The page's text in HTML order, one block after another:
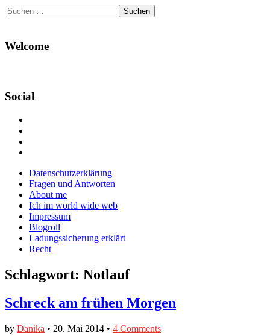
Suchen
nach:
Welcome
Social
Facebook
anzeigen
Twitter
anzeigen
auf
Instagram
anzeigen
Main
menu
Skip
content
Datenschutzerklärung
Fragen und Antworten
About me
Ich im world wide web
Impressum
Blogroll
Ladungssicherung erklärt
Recht
Schlagwort: Notlauf
Schreck am frühen Morgen
by Danika • 20. Mai 2014 • 4 Comments